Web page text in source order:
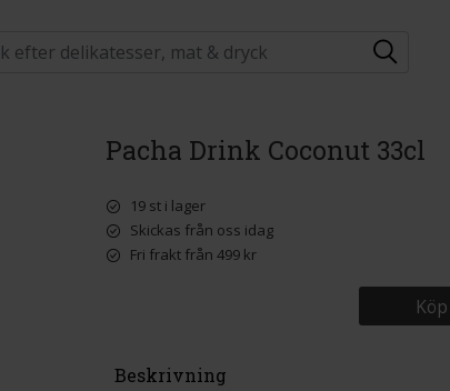
Pacha Drink Coconut 33cl
19 st i lager
Skickas från oss idag
Fri frakt från 499 kr
Köp
Beskrivning